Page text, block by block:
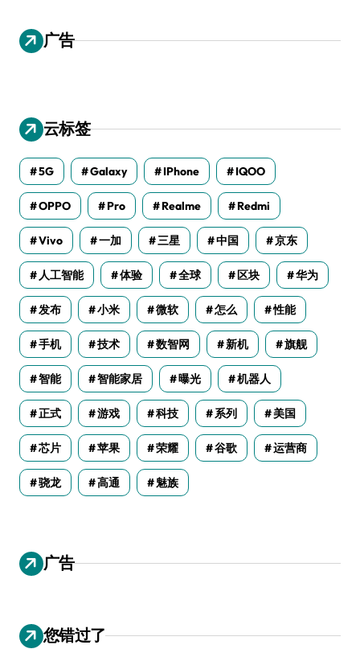
广告
云标签
5G Galaxy IPhone IQOO
OPPO Pro Realme Redmi
Vivo 一加 三星 中国 京东
人工智能 体验 全球 区块 华为
发布 小米 微软 怎么 性能
手机 技术 数智网 新机 旗舰
智能 智能家居 曝光 机器人
正式 游戏 科技 系列 美国
芯片 苹果 荣耀 谷歌 运营商
骁龙 高通 魅族
广告
您错过了